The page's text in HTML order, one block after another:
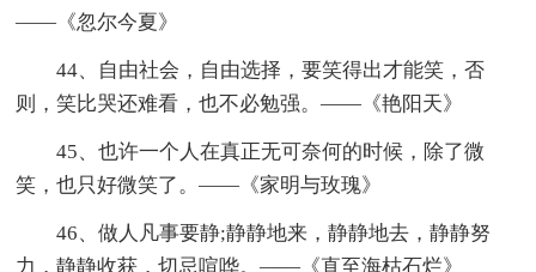
——《忽尔今夏》
44、自由社会，自由选择，要笑得出才能笑，否
则，笑比哭还难看，也不必勉强。——《艳阳天》
45、也许一个人在真正无可奈何的时候，除了微
笑，也只好微笑了。——《家明与玫瑰》
46、做人凡事要静;静静地来，静静地去，静静努
力，静静收获，切忌喧哗。——《直至海枯石烂》